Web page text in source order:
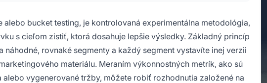
bucket testing, je kontrolovaná experimentálna metodológia,
s cieľom zistiť, ktorá dosahuje lepšie výsledky. Základný princíp
rovnaké segmenty a každý segment vystavíte inej verzii
materiálu. Meraním výkonnostných metrík, ako sú
vygenerované tržby, môžete robiť rozhodnutia založené na